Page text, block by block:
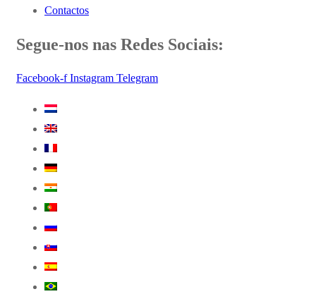
Contactos
Segue-nos nas Redes Sociais:
Facebook-f Instagram Telegram